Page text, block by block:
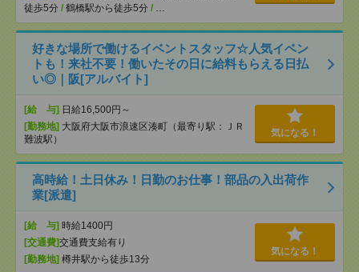
徒歩5分 / 鶴橋駅から徒歩5分 / …
好きな場所で働けるイベントスタッフ☆人気イベン
トも！来社不要！働いたその日に給料もらえる日払
い◎｜阪[アルバイト]
[給 与] 日給16,500円～
[勤務地] 大阪府大阪市浪速区湊町（最寄り駅：ＪＲ
難波駅）
気になる！
高時給！土日休み！日勤のお仕事！部品の入出荷作
業[派遣]
[給 与] 時給1400円
[交通費]交通費支給有り
[勤務地] 樽井駅から徒歩13分
気になる！